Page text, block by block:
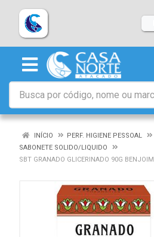
INÍCIO
PERF. HIGIENE PESSOAL
SABONETE SOLIDO/LIQUIDO
SBT GRANADO GLICERINADO 90G BENJOIM